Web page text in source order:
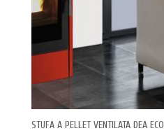
STUFA A PELLET VENTILATA DEA